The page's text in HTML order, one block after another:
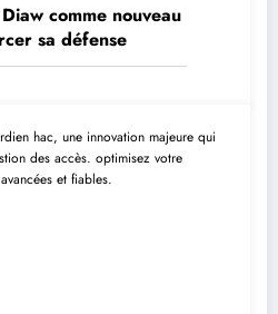
comme nouveau
sa défense